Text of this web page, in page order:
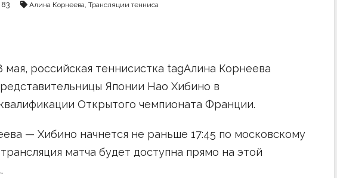
83 Алина Корнеева, Трансляции тенниса
мая, российская теннисистка tagАлина Корнеева
Японии Нао Хибино в
Открытого чемпионата Франции.
— Хибино начнется не раньше 17:45 по московскому
матча будет доступна прямо на этой